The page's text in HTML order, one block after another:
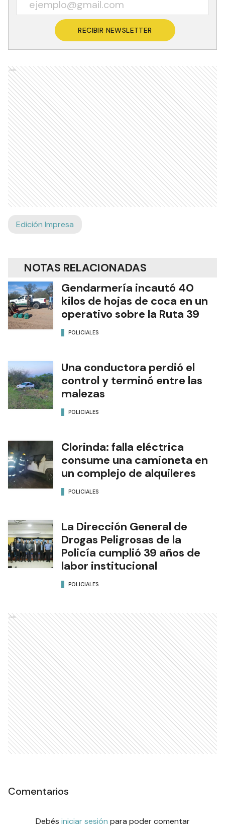
RECIBIR NEWSLETTER
Ads
Edición Impresa
NOTAS RELACIONADAS
Gendarmería incautó 40
kilos de hojas de coca en un
operativo sobre la Ruta 39
POLICIALES
Una conductora perdió el
control y terminó entre las
malezas
POLICIALES
Clorinda: falla eléctrica
consume una camioneta en
un complejo de alquileres
POLICIALES
La Dirección General de
Drogas Peligrosas de la
Policía cumplió 39 años de
labor institucional
POLICIALES
Ads
Comentarios
Debés iniciar sesión para poder comentar